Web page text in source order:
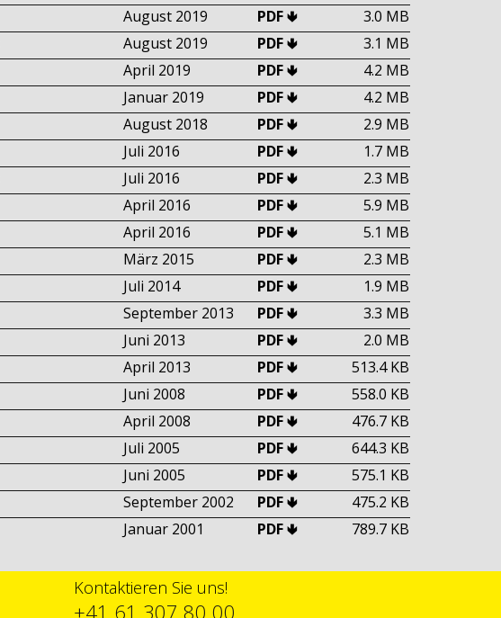
August 2019 PDF 🢃
3.0 MB
August 2019 PDF 🢃
3.1 MB
April 2019 PDF 🢃
4.2 MB
Januar 2019 PDF 🢃
4.2 MB
August 2018 PDF 🢃
2.9 MB
Juli 2016 PDF 🢃
1.7 MB
Juli 2016 PDF 🢃
2.3 MB
April 2016 PDF 🢃
5.9 MB
April 2016 PDF 🢃
5.1 MB
März 2015 PDF 🢃
2.3 MB
Juli 2014 PDF 🢃
1.9 MB
September 2013 PDF 🢃
3.3 MB
Juni 2013 PDF 🢃
2.0 MB
April 2013 PDF 🢃
513.4 KB
Juni 2008 PDF 🢃
558.0 KB
April 2008 PDF 🢃
476.7 KB
Juli 2005 PDF 🢃
644.3 KB
Juni 2005 PDF 🢃
575.1 KB
September 2002 PDF 🢃
475.2 KB
Januar 2001 PDF 🢃 789.7 KB
Kontaktieren Sie uns!
+41 61 307 80 00